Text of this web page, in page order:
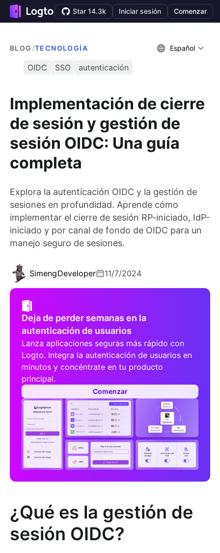
Star 14.3k Iniciar sesión Comenzar
BLOG /TECNOLOGÍA Español
OIDC SSO autenticación
Implementación de cierre
de sesión y gestión de
sesión OIDC: Una guía
completa
Explora la autenticación OIDC y la gestión de
sesiones en profundidad. Aprende cómo
implementar el cierre de sesión RP-iniciado, IdP-
iniciado y por canal de fondo de OIDC para un
manejo seguro de sesiones.
SimengDeveloper 11/7/2024
Deja de perder semanas en la
autenticación de usuarios
Lanza aplicaciones seguras más rápido con
Logto. Integra la autenticación de usuarios en
minutos y concéntrate en tu producto
principal.
Comenzar
¿Qué es la gestión de
sesión OIDC?